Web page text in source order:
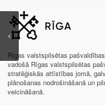
Rīgas valstspilsētas
vadošā Rīgas valstspilsētas
stratēģiskās attīstības jomā,
plānošanas nodrošināšanā un
veicināšanā.